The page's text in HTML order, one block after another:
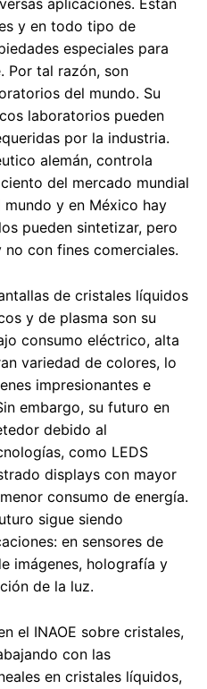
aplicaciones. Están
y en todo tipo de
especiales para
Por tal razón, son
del mundo. Su
laboratorios pueden
por la industria.
alemán, controla
del mercado mundial
y en México hay
pueden sintetizar, pero
con fines comerciales.
de cristales líquidos
y de plasma son su
consumo eléctrico, alta
variedad de colores, lo
impresionantes e
embargo, su futuro en
debido al
como LEDS
displays con mayor
consumo de energía.
sigue siendo
en sensores de
imágenes, holografía y
de la luz.
el INAOE sobre cristales,
con las
en cristales líquidos,